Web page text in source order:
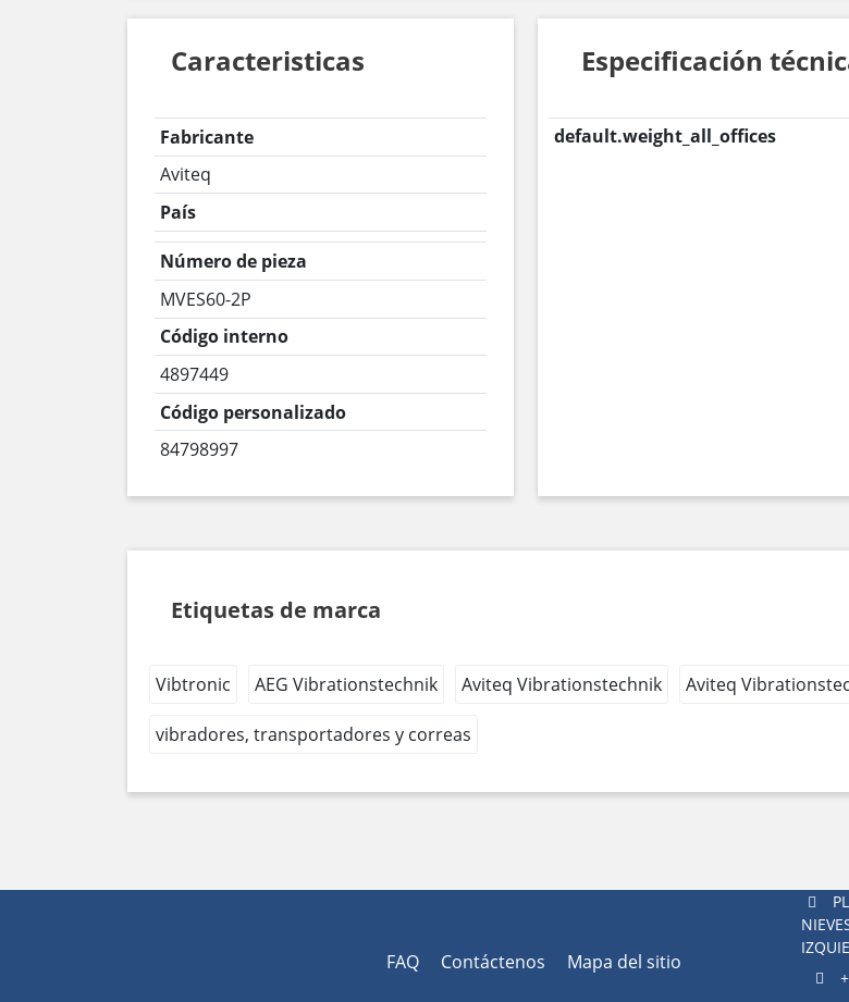
Caracteristicas
Fabricante
Aviteq
País
Número de pieza
MVES60-2P
Código interno
4897449
Código personalizado
84798997
Especificación
default.weight_all_offices
Etiquetas de marca
Vibtronic AEG Vibrationstechnik Aviteq Vibrationstechnik Aviteq
vibradores, transportadores y correas
FAQ Contáctenos Mapa del sitio